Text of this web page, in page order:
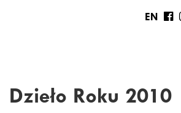
EN
Dzieło Roku 2010